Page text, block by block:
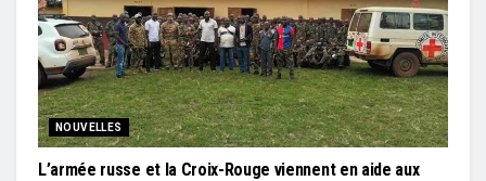
NOUVELLES
L’armée russe et la Croix-Rouge viennent en aide aux